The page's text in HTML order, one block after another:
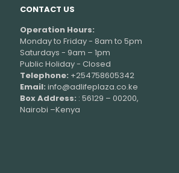
CONTACT US
Operation Hours:
Monday to Friday - 8am to 5pm
Saturdays - 9am – 1pm
Public Holiday - Closed
Telephone: +254758605342
Email: info@adlifeplaza.co.ke
Box Address: : 56129 – 00200,
Nairobi –Kenya